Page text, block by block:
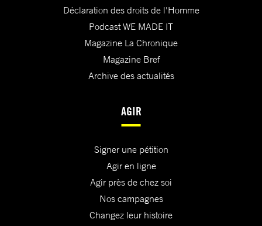
Déclaration des droits de l'Homme
Podcast WE MADE IT
Magazine La Chronique
Magazine Bref
Archive des actualités
AGIR
Signer une pétition
Agir en ligne
Agir près de chez soi
Nos campagnes
Changez leur histoire